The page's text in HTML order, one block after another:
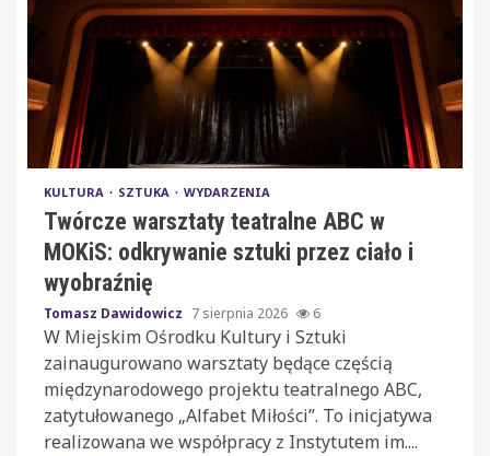
KULTURA SZTUKA WYDARZENIA
Twórcze warsztaty teatralne ABC w
MOKiS: odkrywanie sztuki przez ciało i
wyobraźnię
Tomasz Dawidowicz 7 sierpnia 2026 6
W Miejskim Ośrodku Kultury i Sztuki
zainaugurowano warsztaty będące częścią
międzynarodowego projektu teatralnego ABC,
zatytułowanego „Alfabet Miłości”. To inicjatywa
realizowana we współpracy z Instytutem im....